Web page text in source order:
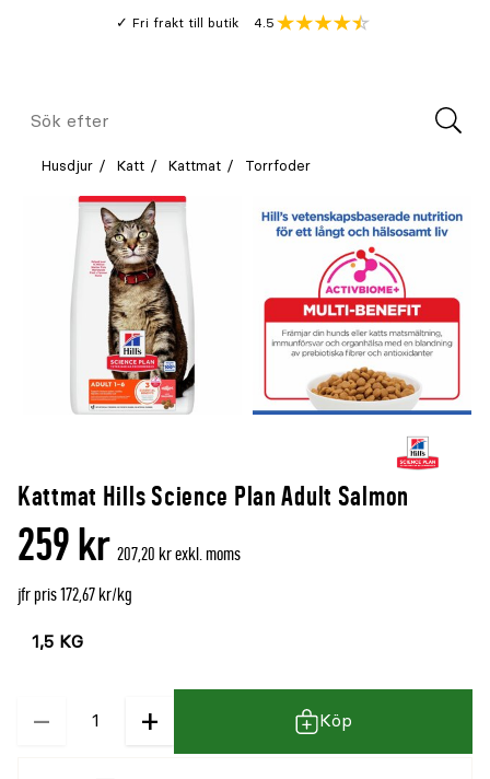
Fri frakt till butik
Genomsnitt
4.5
Meny
Sök
Husdjur Katt Kattmat Torrfoder
Kattmat Hills Science Plan Adult Salmon
259 kr 207,20 kr exkl. moms
jfr pris 172,67 kr/kg
−
Kvantitet + Köp